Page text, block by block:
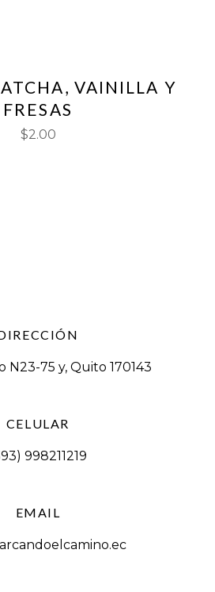
VAINILLA Y
FRESAS
$2.00
N23-75 y, Quito 170143
CELULAR
998211219
EMAIL